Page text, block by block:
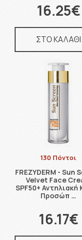
16.25€
ΣΤΟ ΚΑΛΑΘΙ
130 Πόντοι
FREZYDERM - Sun
Velvet Face
SPF50+ Αντηλιακή
Προσώπ …
16.17€